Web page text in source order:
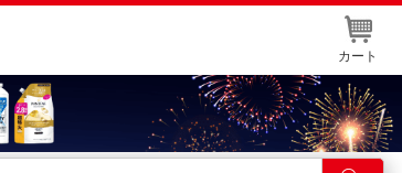
カート